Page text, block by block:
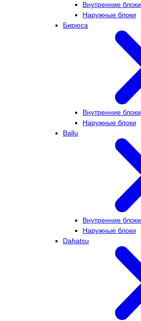
Внутренние блоки
Наружные блоки
Бирюса
Внутренние блоки
Наружные блоки
Ballu
Внутренние блоки
Наружные блоки
Dahatsu